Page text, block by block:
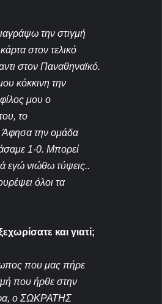
την στιγμή
στον τελικό
στον Παναθηναϊκό.
κόκκινη την
μου ο
το
Άφησα την ομάδα
1-0. Μπορεί
εγώ νιώθω τύψεις..
όλοι τα
και γιατί;
που μας πήρε
που ήρθε στην
ο ΣΩΚΡΑΤΗΣ